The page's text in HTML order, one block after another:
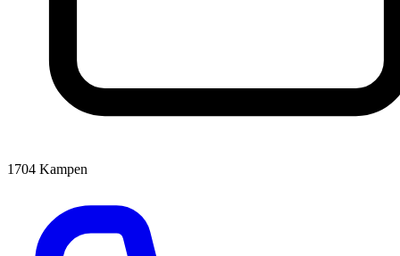
1704 Kampen